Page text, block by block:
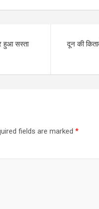
हुआ सस्ता
दून की
fields are marked *